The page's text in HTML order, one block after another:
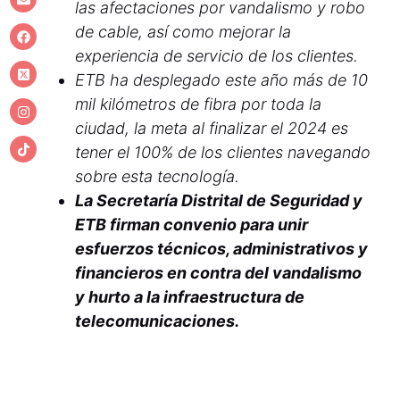
las afectaciones por vandalismo y robo
de cable, así como mejorar la
experiencia de servicio de los clientes.
ETB ha desplegado este año más de 10
mil kilómetros de fibra por toda la
ciudad, la meta al finalizar el 2024 es
tener el 100% de los clientes navegando
sobre esta tecnología.
La Secretaría Distrital de Seguridad y
ETB firman convenio para unir
esfuerzos técnicos, administrativos y
financieros en contra del vandalismo
y hurto a la infraestructura de
telecomunicaciones.